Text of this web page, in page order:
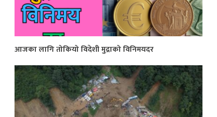
आजका लागि तोकियो विदेशी मुद्राको विनिमयदर